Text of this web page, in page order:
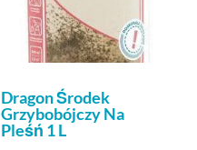
Dragon Środek
Grzybobójczy Na
Pleśń 1 L